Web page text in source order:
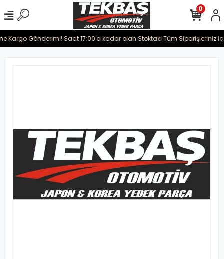
Kargo Gönderimi! Saat 17:00'a kadar olan Stoktaki Tüm Siparişleriniz
0